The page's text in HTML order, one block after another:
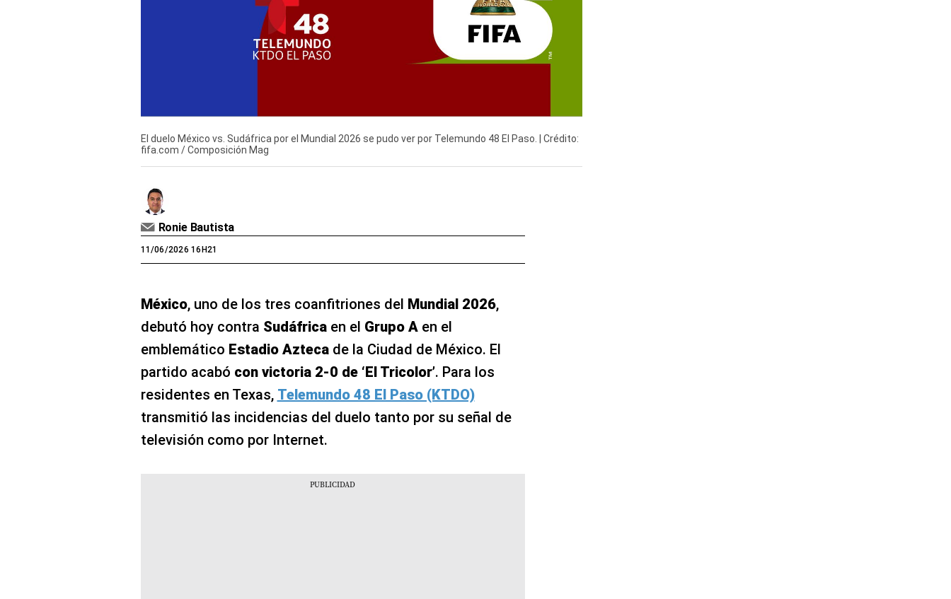
El duelo México vs. Sudáfrica por el Mundial 2026 se pudo ver por Telemundo 48 El Paso. | Crédito:
fifa.com / Composición Mag
Ronie Bautista
11/06/2026 16H21
México, uno de los tres coanfitriones del Mundial 2026,
debutó hoy contra Sudáfricaen el Grupo Aen el
emblemático Estadio Aztecade la Ciudad de México. El
partido acabó con victoria 2-0 de ‘El Tricolor’. Para los
residentes en Texas, Telemundo 48 El Paso (KTDO)
transmitió las incidencias del duelo tanto por su señal de
televisión como por Internet.